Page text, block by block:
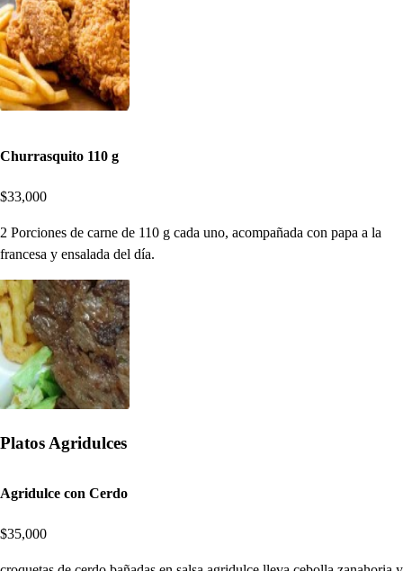
Churrasquito 110 g
$33,000
2 Porciones de carne de 110 g cada uno, acompañada con papa a la
francesa y ensalada del día.
Platos Agridulces
Agridulce con Cerdo
$35,000